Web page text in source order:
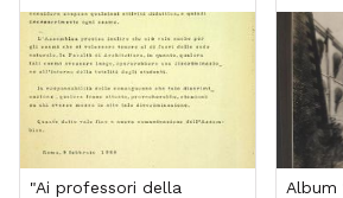
"Ai professori della
Album